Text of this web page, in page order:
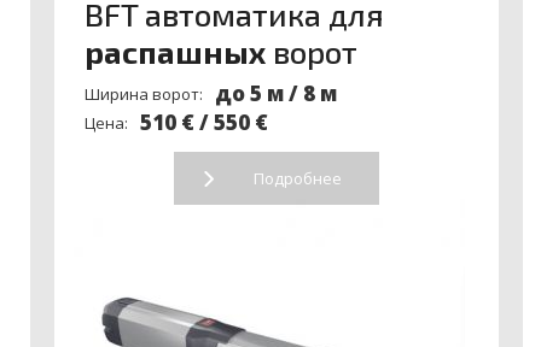
BFT автоматика для
распашных ворот
Ширина ворот: до 5 м / 8 м
Цена: 510 € / 550 €
Подробнее